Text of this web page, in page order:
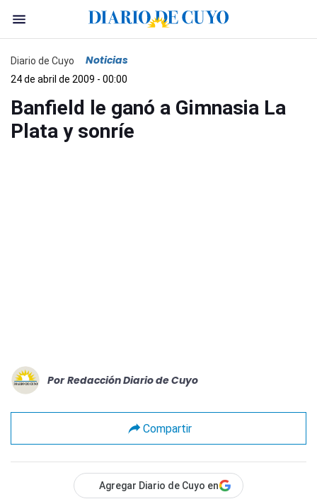
Diario de Cuyo Noticias
24 de abril de 2009 - 00:00
Banfield le ganó a Gimnasia La
Plata y sonríe
Por Redacción Diario de Cuyo
Compartir
Agregar Diario de Cuyo en